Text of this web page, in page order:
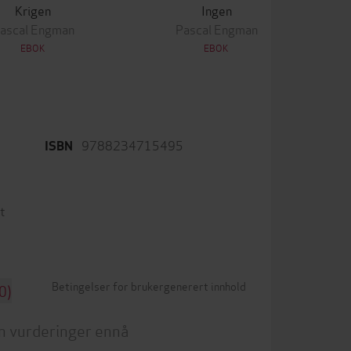
Krigen
Engman
EBOK
Ingen
Pascal Engman
EBOK
ISBN 9788234715495
Betingelser for brukergenerert innhold
vurderinger ennå